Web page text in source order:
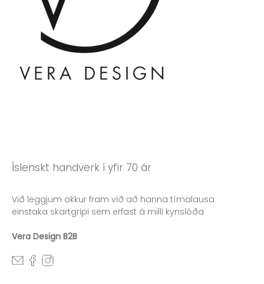
Íslenskt handverk í yfir 70 ár
Við leggjum okkur fram við að hanna tímalausa
einstaka skartgripi sem erfast á milli kynslóða
Vera Design B2B